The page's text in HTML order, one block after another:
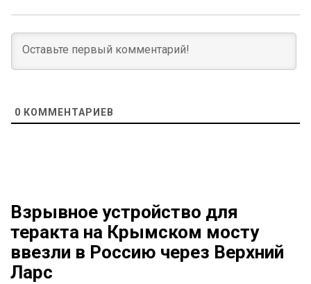
0 КОММЕНТАРИЕВ
Взрывное устройство для
теракта на Крымском мосту
ввезли в Россию через Верхний
Ларс